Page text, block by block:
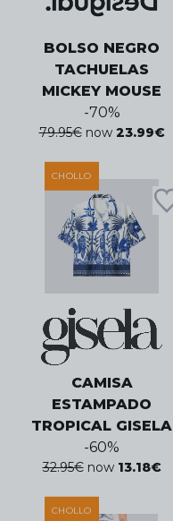
BOLSO NEGRO
TACHUELAS
MICKEY MOUSE
-70%
79.95€ now 23.99€
CHOLLO
CAMISA
ESTAMPADO
TROPICAL GISELA
-60%
32.95€ now 13.18€
CHOLLO